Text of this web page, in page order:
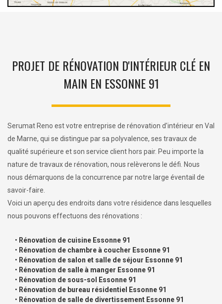
PROJET DE RÉNOVATION D'INTÉRIEUR CLÉ EN
MAIN EN ESSONNE 91
Serumat Reno est votre entreprise de rénovation d'intérieur en Val
de Marne, qui se distingue par sa polyvalence, ses travaux de
qualité supérieure et son service client hors pair. Peu importe la
nature de travaux de rénovation, nous relèverons le défi. Nous
nous démarquons de la concurrence par notre large éventail de
savoir-faire.
Voici un aperçu des endroits dans votre résidence dans lesquelles
nous pouvons effectuons des rénovations :
• Rénovation de cuisine Essonne 91
• Rénovation de chambre à coucher Essonne 91
• Rénovation de salon et salle de séjour Essonne 91
• Rénovation de salle à manger Essonne 91
• Rénovation de sous-sol Essonne 91
• Rénovation de bureau résidentiel Essonne 91
• Rénovation de salle de divertissement Essonne 91